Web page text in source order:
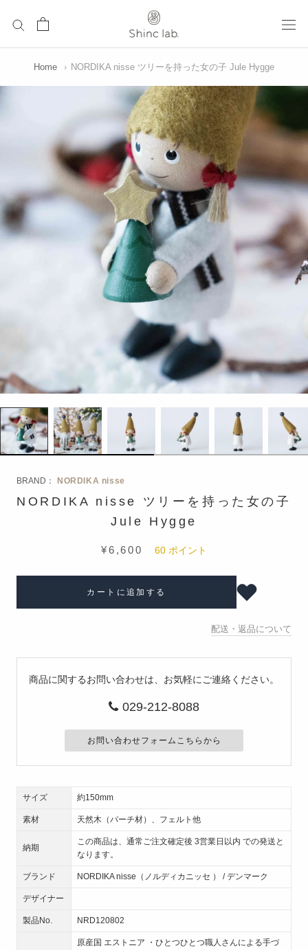
て
移
動
す
Home › NORDIKA nisse ツリーを持った女の子 Jule Hygge
BRAND： NORDIKA nisse
NORDIKA nisse ツリーを持った女の子
Jule Hygge
¥6,600 60 ポイント
カートに追加する
配送・返品について
商品に関するお問い合わせは、お気軽にご連絡ください。
029-212-8088
お問い合わせフォームこちらから
サイズ 約150mm
素材 天然木（バーチ材）、フェルト他
納期
この商品は、通常ご注文確定後 3営業日以内 での発送と
なります。
ブランド NORDIKA nisse（ノルディカニッセ ） / デンマーク
デザイナー
製品No. NRD120802
原産国 エストニア ・ひとつひとつ職人さんによる手づ